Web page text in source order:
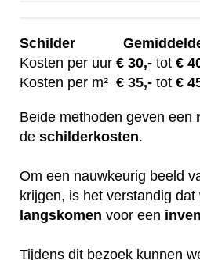
Schilder
Kosten per uur € 30,- tot €
Kosten per m² € 35,- tot €
Beide methoden geven een
de schilderkosten.
Om een nauwkeurig beeld
krijgen, is het verstandig dat
langskomen voor een
Tijdens dit bezoek kunnen